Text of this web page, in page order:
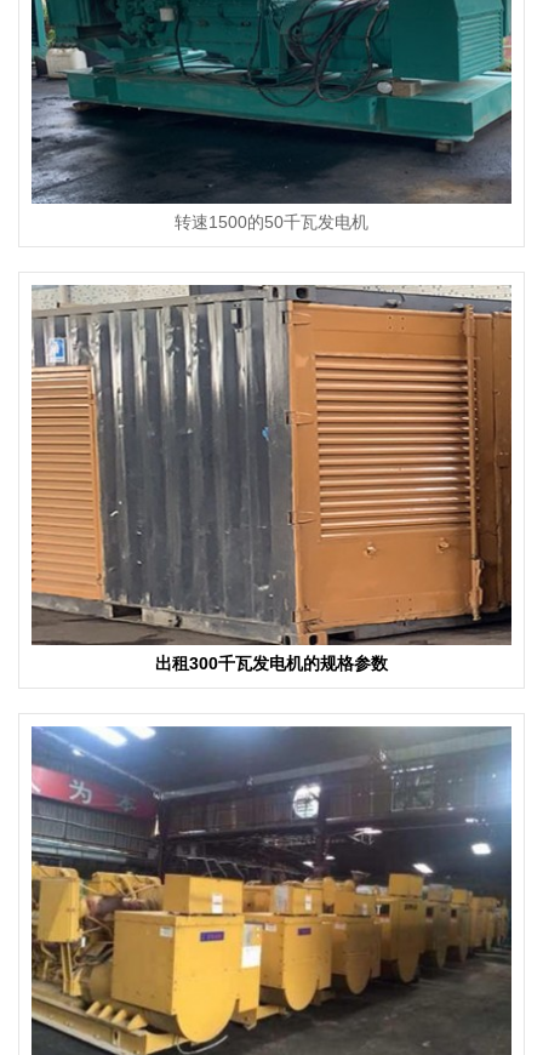
转速1500的50千瓦发电机
出租300千瓦发电机的规格参数